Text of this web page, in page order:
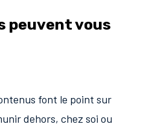
peuvent vous
font le point sur
dehors, chez soi ou